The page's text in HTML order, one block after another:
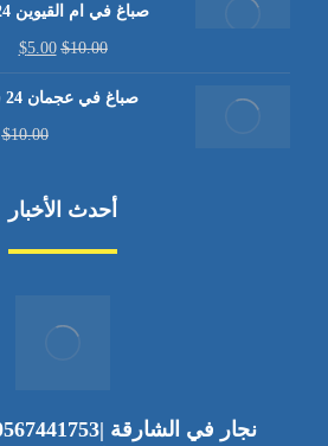
صباغ في ام القيوين 24 ساعة :0567441753
$10.00
$5.00
صباغ في عجمان 24 ساعة :0567441753
$10.00
أحدث الأخبار
نجار في الشارقة |0567441753| منجرة خشب